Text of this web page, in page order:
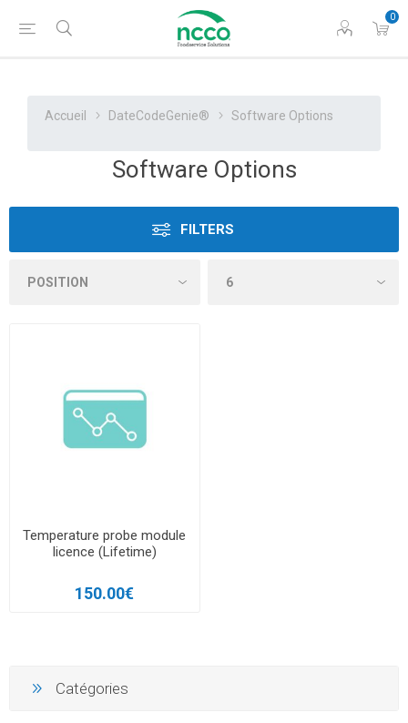
0
Accueil DateCodeGenie® Software Options
Software Options
FILTERS
Temperature probe module
licence (Lifetime)
150.00€
Catégories